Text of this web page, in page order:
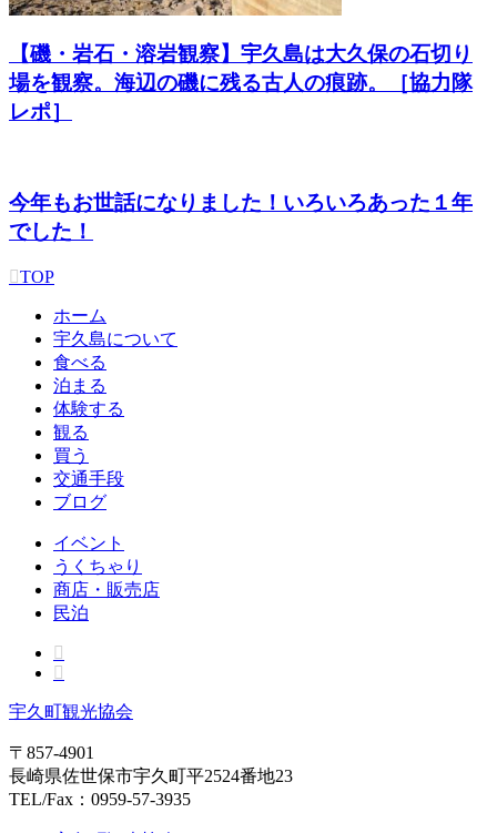
【磯・岩石・溶岩観察】宇久島は大久保の石切り
場を観察。海辺の磯に残る古人の痕跡。［協力隊
レポ］
今年もお世話になりました！いろいろあった１年
でした！
TOP
ホーム
宇久島について
食べる
泊まる
体験する
観る
買う
交通手段
ブログ
イベント
うくちゃり
商店・販売店
民泊
宇久町観光協会
〒857-4901
長崎県佐世保市宇久町平2524番地23
TEL/Fax：0959-57-3935